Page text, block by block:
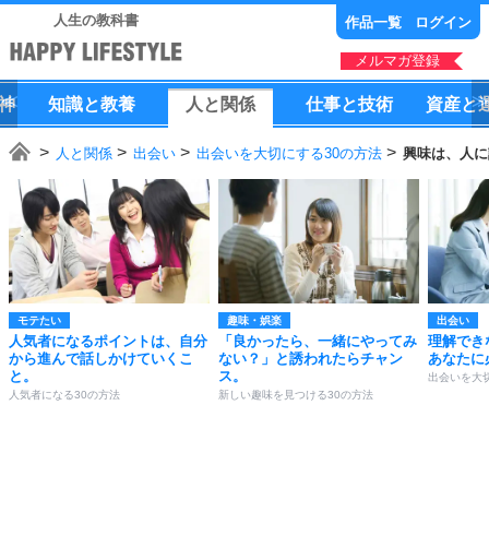
人生の教科書 作品一覧 ログイン
メルマガ登録
知識と教養 人 と 関係 仕事と技術 資産と
人と関係 出会い 出会いを大切にする30の方法 興味は、人
モテたい
人気者になるポイントは、自分
から進んで話しかけていくこ
と。
人気者になる30の方法
趣味・娯楽
「良かったら、一緒にやってみ
ない？」と誘われたらチャン
ス。
新しい趣味を見つける30の方法
出会い
理解でき
あなたに
出会いを大